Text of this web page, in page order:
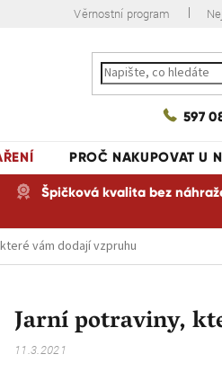
Věrnostní program
597
PROČ NAKUPOVAT U
Špičková kvalita bez
vám dodají vzpruhu
Jarní potraviny,
11.3.2021